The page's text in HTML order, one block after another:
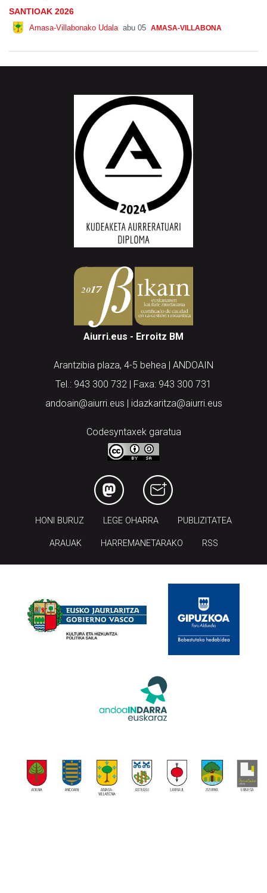
SANTIOAK 2026
Amasa-Villabonako Udala abu 05 AMASA-VILLABONA
Aiurri.eus - Erroitz BM
Arantzibia plaza, 4-5 behea | ANDOAIN
Tel.: 943 300 732 | Faxa: 943 300 731
andoain@aiurri.eus | idazkaritza@aiurri.eus
Codesyntaxek garatua
HONI BURUZ LEGE OHARRA PUBLIZITATEA
ARAUAK HARREMANETARAKO RSS